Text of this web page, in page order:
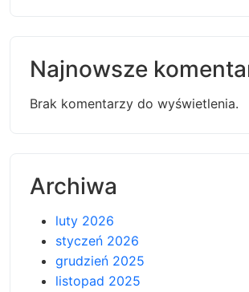
Najnowsze
Brak komentarzy do wyświetlenia.
Archiwa
luty 2026
styczeń 2026
grudzień 2025
listopad 2025